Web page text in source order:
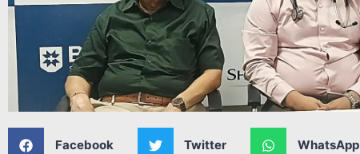
Facebook Twitter WhatsApp